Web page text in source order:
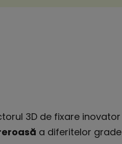
3D de fixare inovator
a diferitelor grade